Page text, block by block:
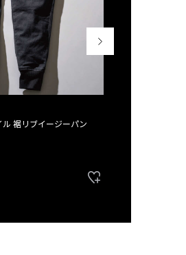
ル 裾リブイージーパン